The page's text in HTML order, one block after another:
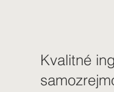
Kvalitné